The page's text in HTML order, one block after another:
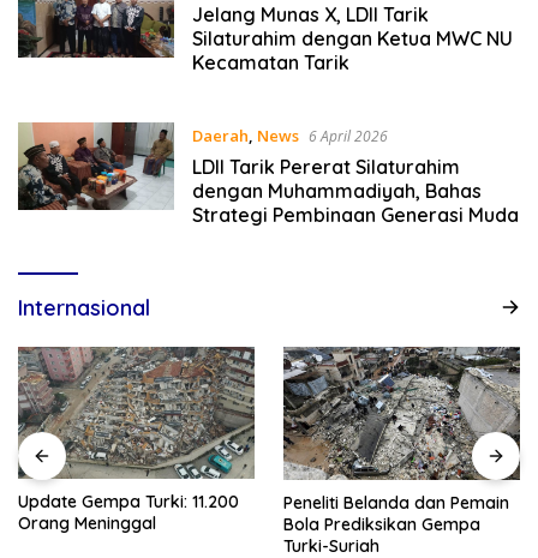
Jelang Munas X, LDII Tarik
Silaturahim dengan Ketua MWC NU
Kecamatan Tarik
Daerah, News 6 April 2026
LDII Tarik Pererat Silaturahim
dengan Muhammadiyah, Bahas
Strategi Pembinaan Generasi Muda
Internasional
Update Gempa Turki: 11.200
Orang Meninggal
Peneliti Belanda dan Pemain
Bola Prediksikan Gempa
Turki-Suriah